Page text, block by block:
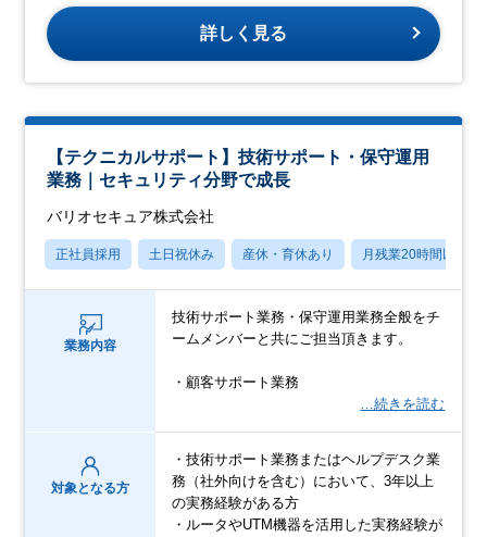
詳しく見る
【テクニカルサポート】技術サポート・保守運⽤
業務｜セキュリティ分野で成長
バリオセキュア株式会社
正社員採用 土日祝休み 産休・育休あり 月残業20時間以内
業務内容
技術サポート業務・保守運⽤業務全般をチ
ームメンバーと共にご担当頂きます。
・顧客サポート業務
…続きを読む
対象となる方
・技術サポート業務またはヘルプデスク業
務（社外向けを含む）において、3年以上
の実務経験がある方
・ルータやUTM機器を活用した実務経験が